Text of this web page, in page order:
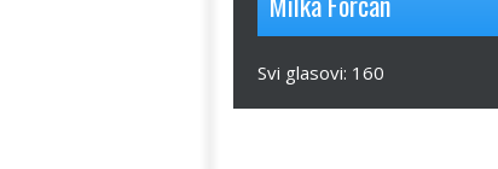
Svi glasovi: 160